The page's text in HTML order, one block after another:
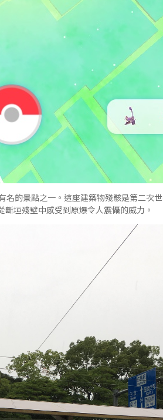
的景點之一。這座建築物殘骸是第二次
垣殘壁中感受到原爆令人震懾的威力。